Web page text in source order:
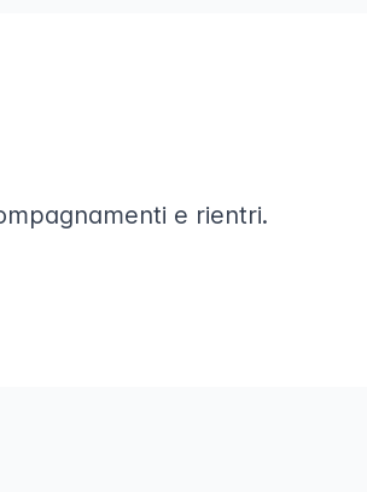
e rientri.